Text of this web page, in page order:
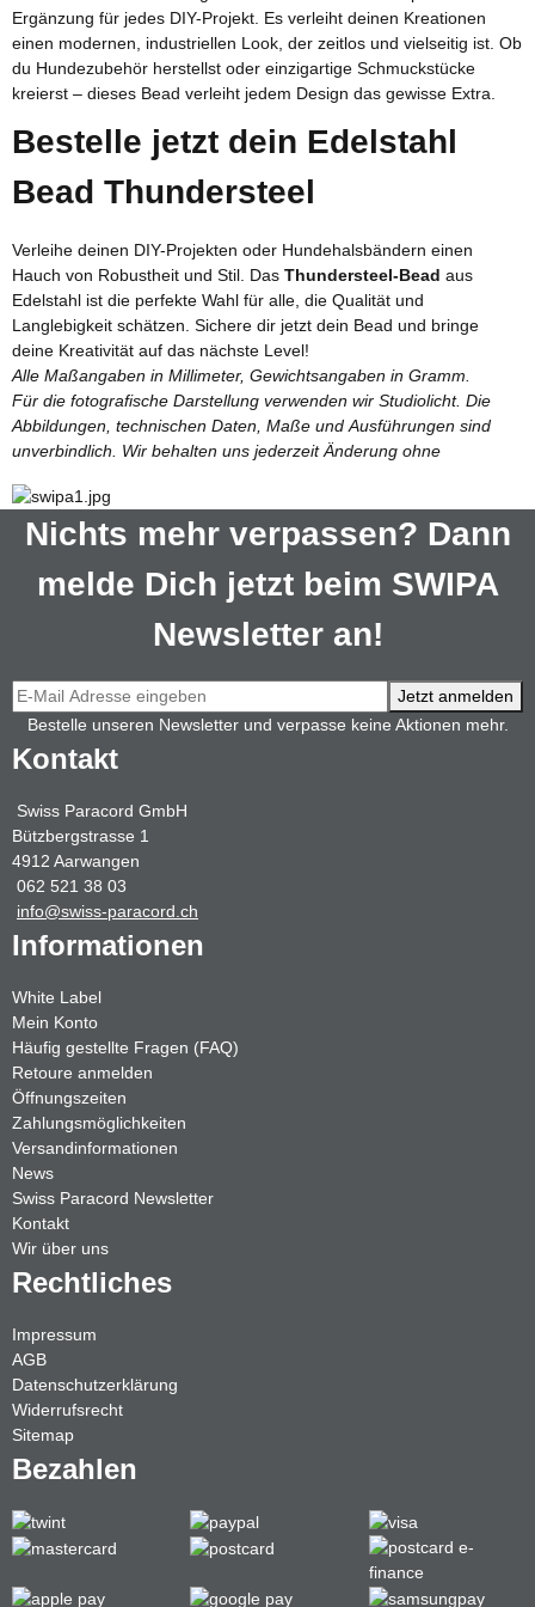
Ergänzung für jedes DIY-Projekt. Es verleiht deinen Kreationen
einen modernen, industriellen Look, der zeitlos und vielseitig ist. Ob
du Hundezubehör herstellst oder einzigartige Schmuckstücke
kreierst – dieses Bead verleiht jedem Design das gewisse Extra.
Bestelle jetzt dein Edelstahl
Bead Thundersteel
Verleihe deinen DIY-Projekten oder Hundehalsbändern einen
Hauch von Robustheit und Stil. Das Thundersteel-Bead aus
Edelstahl ist die perfekte Wahl für alle, die Qualität und
Langlebigkeit schätzen. Sichere dir jetzt dein Bead und bringe
deine Kreativität auf das nächste Level!
Alle Maßangaben in Millimeter, Gewichtsangaben in Gramm.
Für die fotografische Darstellung verwenden wir Studiolicht. Die
Abbildungen, technischen Daten, Maße und Ausführungen sind
unverbindlich. Wir behalten uns jederzeit Änderung ohne
Nichts mehr verpassen? Dann
melde Dich jetzt beim SWIPA
Newsletter an!
Jetzt anmelden
Bestelle unseren Newsletter und verpasse keine Aktionen mehr.
Kontakt
Swiss Paracord GmbH
Bützbergstrasse 1
4912 Aarwangen
062 521 38 03
info@swiss-paracord.ch
Informationen
White Label
Mein Konto
Häufig gestellte Fragen (FAQ)
Retoure anmelden
Öffnungszeiten
Zahlungsmöglichkeiten
Versandinformationen
News
Swiss Paracord Newsletter
Kontakt
Wir über uns
Rechtliches
Impressum
AGB
Datenschutzerklärung
Widerrufsrecht
Sitemap
Bezahlen